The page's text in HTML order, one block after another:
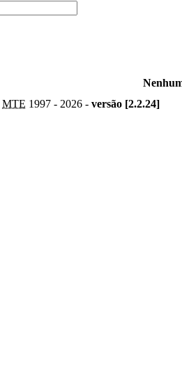
MTE 1997 - 2026 - versão [2.2.24]